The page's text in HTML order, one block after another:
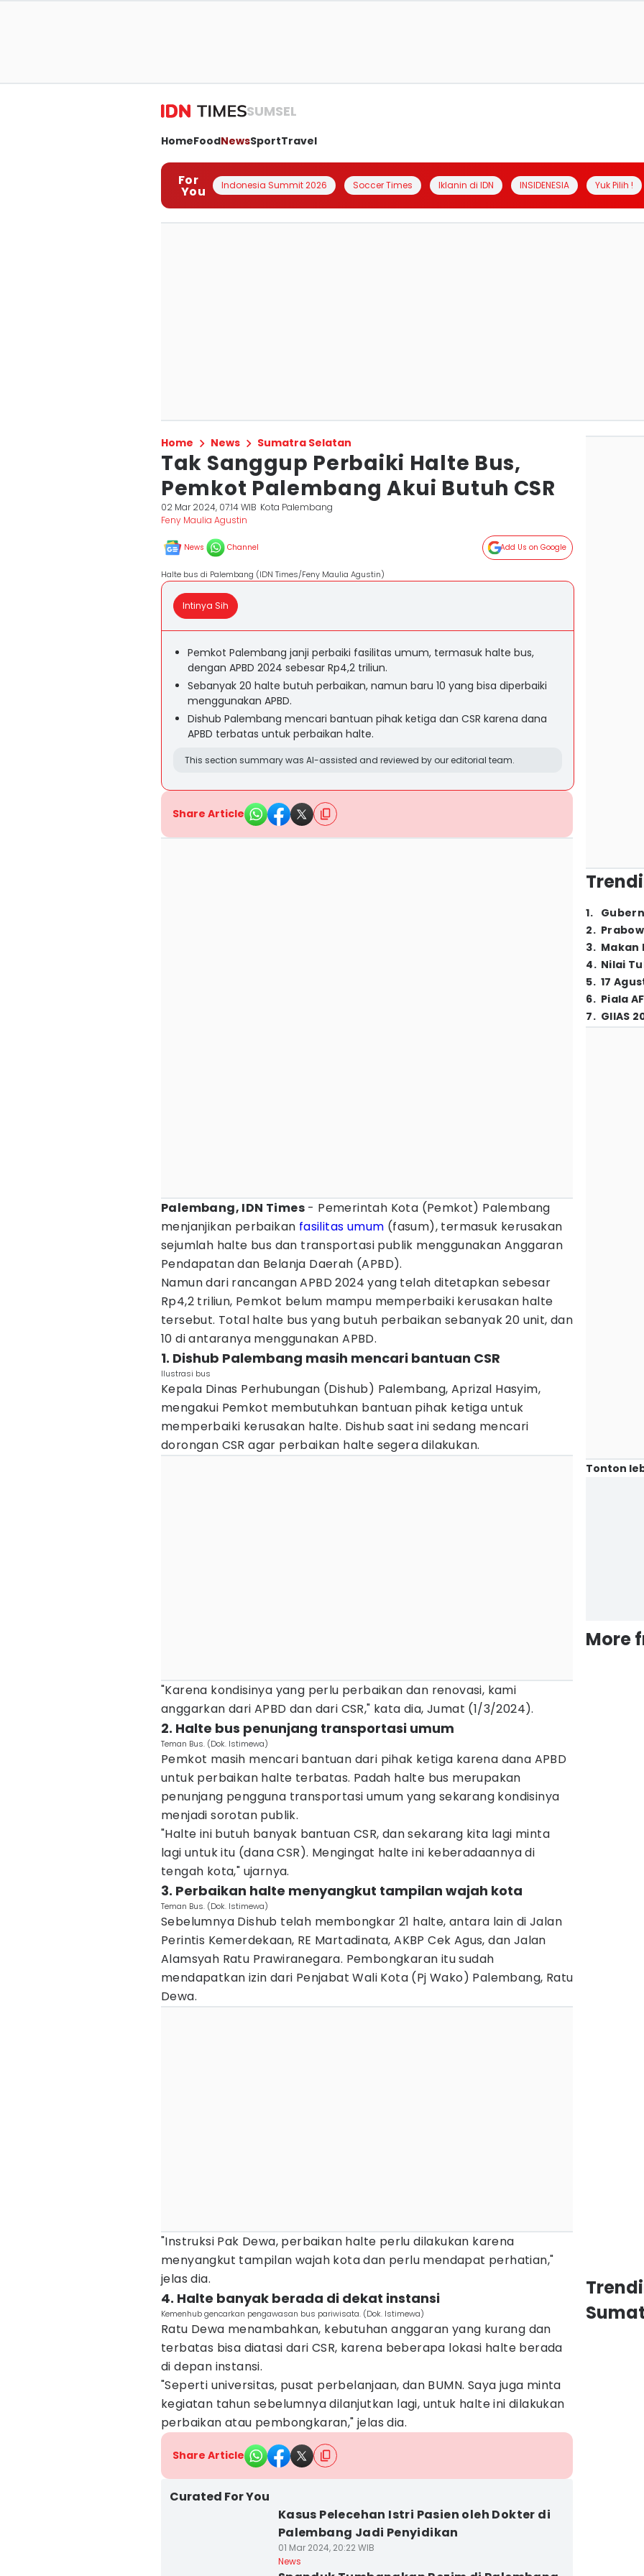
SUMSEL
HomeFoodNewsSportTravel
For
You Indonesia Summit 2026 Soccer Times Iklanin di IDN INSIDENESIA Yuk Pilih !
Home News Sumatra Selatan
Tak Sanggup Perbaiki Halte Bus,
Pemkot Palembang Akui Butuh CSR
02 Mar 2024, 07:14 WIB Kota Palembang
Feny Maulia Agustin
News Channel Add Us on Google
Halte bus di Palembang (IDN Times/Feny Maulia Agustin)
Intinya Sih
Pemkot Palembang janji perbaiki fasilitas umum, termasuk halte bus,
dengan APBD 2024 sebesar Rp4,2 triliun.
Sebanyak 20 halte butuh perbaikan, namun baru 10 yang bisa diperbaiki
menggunakan APBD.
Dishub Palembang mencari bantuan pihak ketiga dan CSR karena dana
APBD terbatas untuk perbaikan halte.
This section summary was AI-assisted and reviewed by our editorial team.
Share Article
Palembang, IDN Times - Pemerintah Kota (Pemkot) Palembang
menjanjikan perbaikan fasilitas umum (fasum), termasuk kerusakan
sejumlah halte bus dan transportasi publik menggunakan Anggaran
Pendapatan dan Belanja Daerah (APBD).
Namun dari rancangan APBD 2024 yang telah ditetapkan sebesar
Rp4,2 triliun, Pemkot belum mampu memperbaiki kerusakan halte
tersebut. Total halte bus yang butuh perbaikan sebanyak 20 unit, dan
10 di antaranya menggunakan APBD.
1. Dishub Palembang masih mencari bantuan CSR
Ilustrasi bus
Kepala Dinas Perhubungan (Dishub) Palembang, Aprizal Hasyim,
mengakui Pemkot membutuhkan bantuan pihak ketiga untuk
memperbaiki kerusakan halte. Dishub saat ini sedang mencari
dorongan CSR agar perbaikan halte segera dilakukan.
"Karena kondisinya yang perlu perbaikan dan renovasi, kami
anggarkan dari APBD dan dari CSR," kata dia, Jumat (1/3/2024).
2. Halte bus penunjang transportasi umum
Teman Bus. (Dok. Istimewa)
Pemkot masih mencari bantuan dari pihak ketiga karena dana APBD
untuk perbaikan halte terbatas. Padah halte bus merupakan
penunjang pengguna transportasi umum yang sekarang kondisinya
menjadi sorotan publik.
"Halte ini butuh banyak bantuan CSR, dan sekarang kita lagi minta
lagi untuk itu (dana CSR). Mengingat halte ini keberadaannya di
tengah kota," ujarnya.
3. Perbaikan halte menyangkut tampilan wajah kota
Teman Bus. (Dok. Istimewa)
Sebelumnya Dishub telah membongkar 21 halte, antara lain di Jalan
Perintis Kemerdekaan, RE Martadinata, AKBP Cek Agus, dan Jalan
Alamsyah Ratu Prawiranegara. Pembongkaran itu sudah
mendapatkan izin dari Penjabat Wali Kota (Pj Wako) Palembang, Ratu
Dewa.
"Instruksi Pak Dewa, perbaikan halte perlu dilakukan karena
menyangkut tampilan wajah kota dan perlu mendapat perhatian,"
jelas dia.
4. Halte banyak berada di dekat instansi
Kemenhub gencarkan pengawasan bus pariwisata. (Dok. Istimewa)
Ratu Dewa menambahkan, kebutuhan anggaran yang kurang dan
terbatas bisa diatasi dari CSR, karena beberapa lokasi halte berada
di depan instansi.
"Seperti universitas, pusat perbelanjaan, dan BUMN. Saya juga minta
kegiatan tahun sebelumnya dilanjutkan lagi, untuk halte ini dilakukan
perbaikan atau pembongkaran," jelas dia.
Share Article
Curated For You
Kasus Pelecehan Istri Pasien oleh Dokter di
Palembang Jadi Penyidikan
01 Mar 2024, 20:22 WIB
News
1.
2.
3. Makan
4. Nilai
5. 17
6. Piala
7. GIIAS
Tonton
More